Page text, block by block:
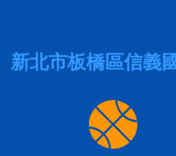
主
要
新北市板橋區信義